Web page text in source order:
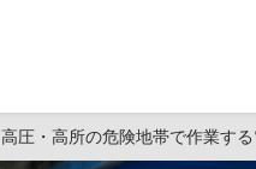
高圧・高所の危険地帯で作業す